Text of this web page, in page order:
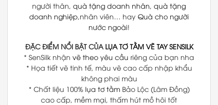
người thân, quà tặng doanh nhân, quà tặng
doanh nghiệp,nhân viên… hay Quà cho người
nước ngoài!
ĐẶC ĐIỂM NỔI BẬT CỦA LỤA TƠ TẰM VẼ TAY SENSILK
* SenSilk nhận vẽ theo yêu cầu riêng của bạn nha
* Họa tiết vẽ tinh tế, màu vẽ cao cấp nhập khẩu
không phai màu
* Chất liệu 100% lụa tơ tằmBảo Lộc (Lâm Đồng)
cao cấp, mềm mại, thấm hút mồ hôi tốt